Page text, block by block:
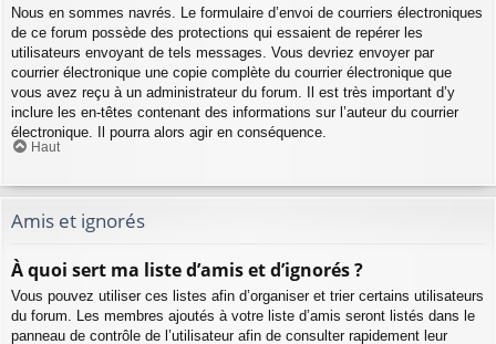
Nous en sommes navrés. Le formulaire d’envoi de courriers électroniques
de ce forum possède des protections qui essaient de repérer les
utilisateurs envoyant de tels messages. Vous devriez envoyer par
courrier électronique une copie complète du courrier électronique que
vous avez reçu à un administrateur du forum. Il est très important d’y
inclure les en-têtes contenant des informations sur l’auteur du courrier
électronique. Il pourra alors agir en conséquence.
Haut
Amis et ignorés
À quoi sert ma liste d’amis et d’ignorés ?
Vous pouvez utiliser ces listes afin d’organiser et trier certains utilisateurs
du forum. Les membres ajoutés à votre liste d’amis seront listés dans le
panneau de contrôle de l’utilisateur afin de consulter rapidement leur